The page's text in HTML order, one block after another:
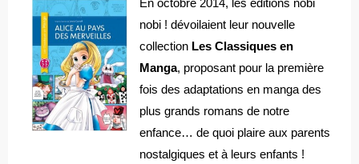
En octobre 2014, les éditions nobi
nobi ! dévoilaient leur nouvelle
collection Les Classiques en
Manga, proposant pour la première
fois des adaptations en manga des
plus grands romans de notre
enfance… de quoi plaire aux parents
nostalgiques et à leurs enfants !